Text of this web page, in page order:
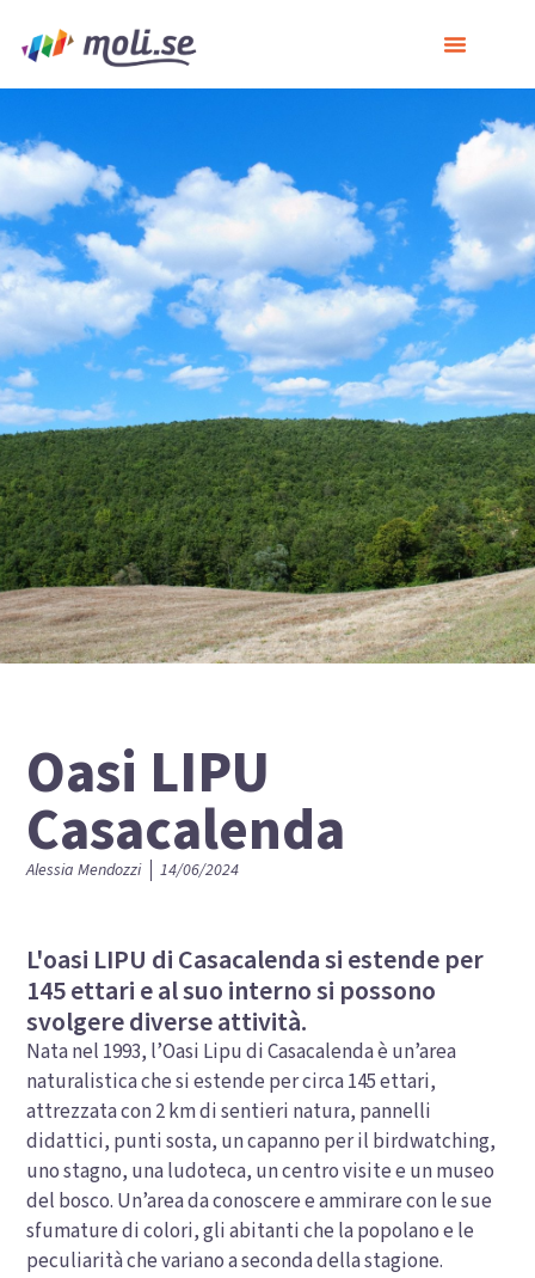
Oasi LIPU
Casacalenda
Alessia Mendozzi 14/06/2024
L'oasi LIPU di Casacalenda si estende per
145 ettari e al suo interno si possono
svolgere diverse attività.
Nata nel 1993, l’Oasi Lipu di Casacalenda è un’area
naturalistica che si estende per circa 145 ettari,
attrezzata con 2 km di sentieri natura, pannelli
didattici, punti sosta, un capanno per il birdwatching,
uno stagno, una ludoteca, un centro visite e un museo
del bosco. Un’area da conoscere e ammirare con le sue
sfumature di colori, gli abitanti che la popolano e le
peculiarità che variano a seconda della stagione.